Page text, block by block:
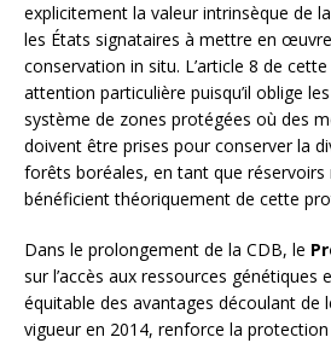
explicitement la valeur intrinsèque de
les États signataires à mettre en
conservation in situ. L’article 8 de
attention particulière puisqu’il oblige
système de zones protégées où des
doivent être prises pour conserver la
forêts boréales, en tant que
bénéficient théoriquement de cette
Dans le prolongement de la CDB, le
sur l’accès aux ressources
équitable des avantages découlant de
vigueur en 2014, renforce la